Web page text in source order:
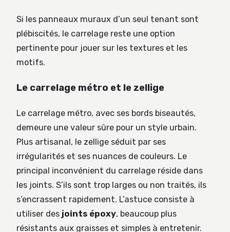
Si les panneaux muraux d’un seul tenant sont
plébiscités, le carrelage reste une option
pertinente pour jouer sur les textures et les
motifs.
Le carrelage métro et le zellige
Le carrelage métro, avec ses bords biseautés,
demeure une valeur sûre pour un style urbain.
Plus artisanal, le zellige séduit par ses
irrégularités et ses nuances de couleurs. Le
principal inconvénient du carrelage réside dans
les joints. S’ils sont trop larges ou non traités, ils
s’encrassent rapidement. L’astuce consiste à
utiliser des joints époxy, beaucoup plus
résistants aux graisses et simples à entretenir.